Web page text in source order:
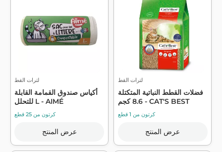
لترات القط
أكياس صندوق القمامة القابلة
للتحلل L - AIMÉ
كرتون من 25 قطع
عرض المنتج
لترات القط
فضلات القطط النباتية المتكتلة
8.6 كجم - CAT'S BEST
كرتون من 1 قطع
عرض المنتج